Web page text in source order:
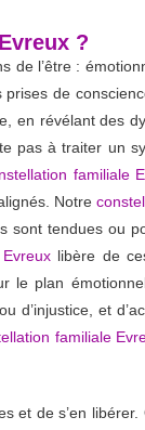
?
l’être :
de
en révélant des
pas à traiter un
familiale
Notre
tendues ou
libère de
le plan
d’injustice, et
familiale
et de s’en